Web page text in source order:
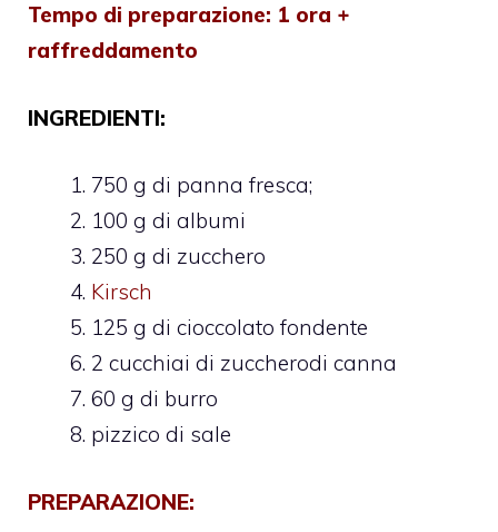
Tempo di preparazione: 1 ora +
raffreddamento
INGREDIENTI:
750 g di panna fresca;
100 g di albumi
250 g di zucchero
Kirsch
125 g di cioccolato fondente
2 cucchiai di zuccherodi canna
60 g di burro
pizzico di sale
PREPARAZIONE: